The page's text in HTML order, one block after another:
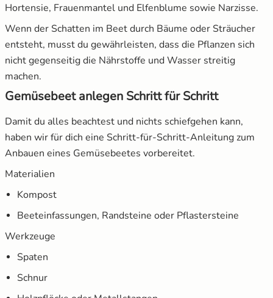
Hortensie, Frauenmantel und Elfenblume sowie Narzisse.
Wenn der Schatten im Beet durch Bäume oder Sträucher
entsteht, musst du gewährleisten, dass die Pflanzen sich
nicht gegenseitig die Nährstoffe und Wasser streitig
machen.
Gemüsebeet anlegen Schritt für Schritt
Damit du alles beachtest und nichts schiefgehen kann,
haben wir für dich eine Schritt-für-Schritt-Anleitung zum
Anbauen eines Gemüsebeetes vorbereitet.
Materialien
Kompost
Beeteinfassungen, Randsteine oder Pflastersteine
Werkzeuge
Spaten
Schnur